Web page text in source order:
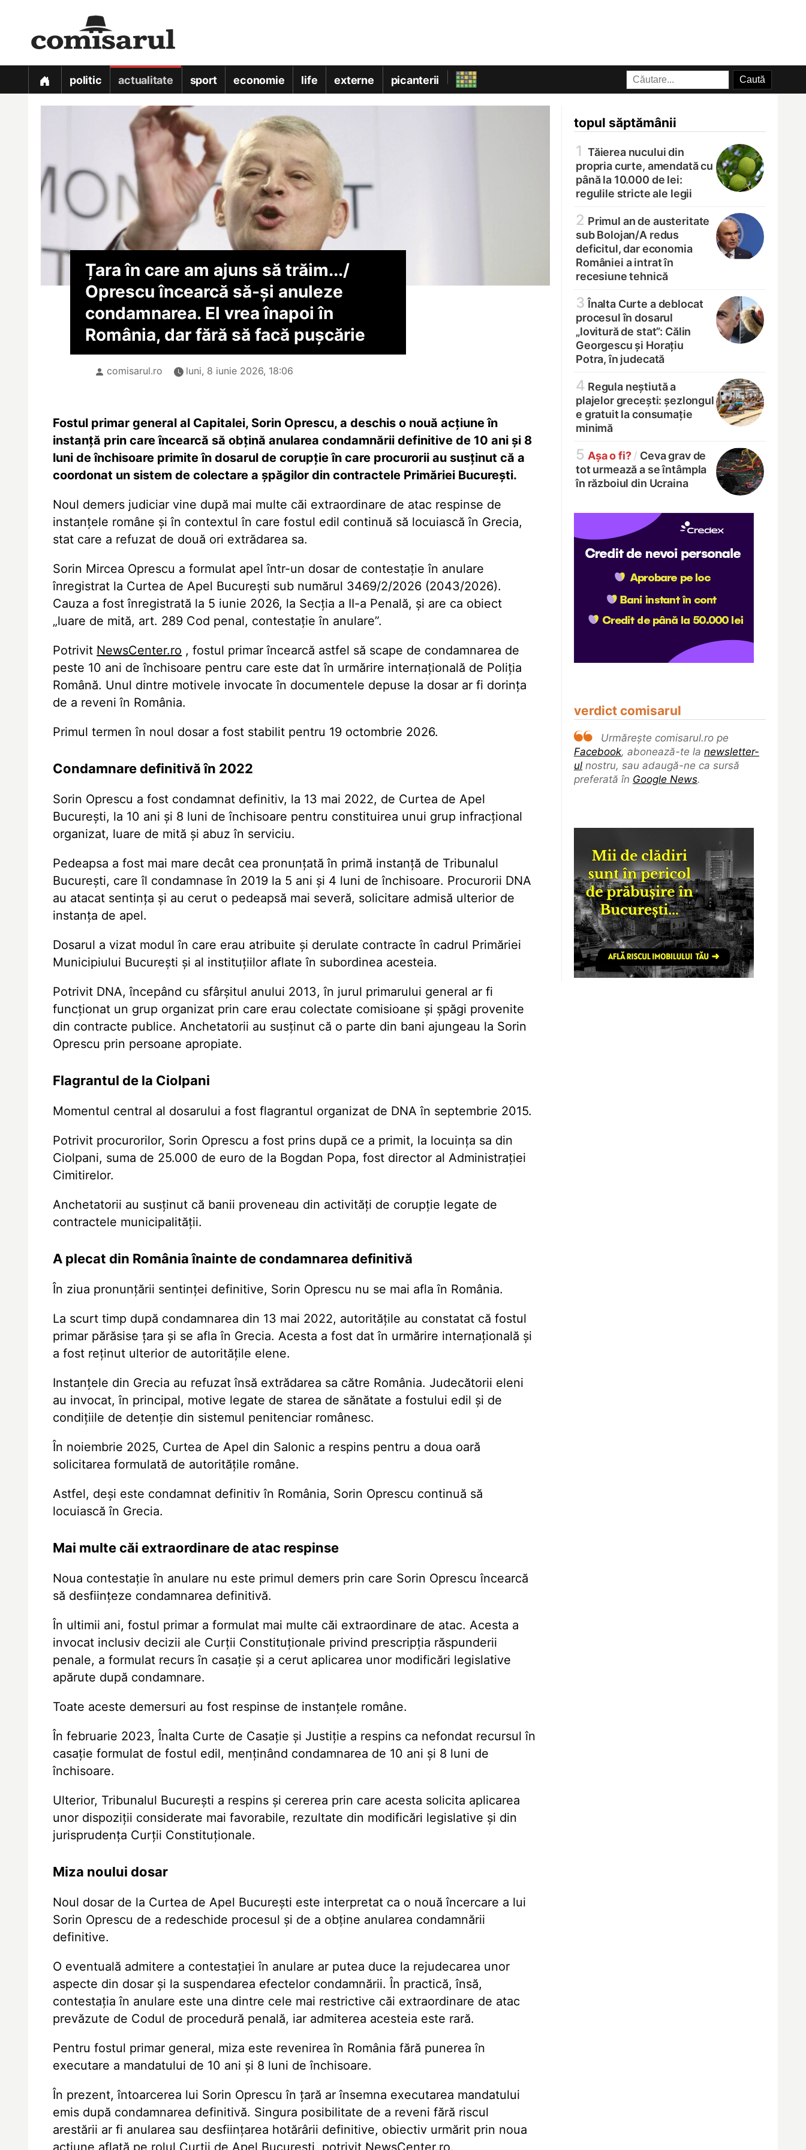
politic actualitate sport economie life externe picanterii
topul săptămânii
1 Tăierea nucului din
propria curte, amendată cu
până la 10.000 de lei:
regulile stricte ale legii
2 Primul an de austeritate
sub Bolojan/A redus
deficitul, dar economia
României a intrat în
recesiune tehnică
3 Înalta Curte a deblocat
procesul în dosarul
„lovitură de stat”: Călin
Georgescu și Horațiu
Potra, în judecată
4 Regula neștiută a
plajelor grecești: șezlongul
e gratuit la consumație
minimă
5 Așa o fi? / Ceva grav de
tot urmează a se întâmpla
în războiul din Ucraina
verdict comisarul
Urmărește comisarul.ro pe
Facebook, abonează-te la newsletter-
ul nostru, sau adaugă-ne ca sursă
preferată în Google News.
Țara în care am ajuns să trăim.../
Oprescu încearcă să-și anuleze
condamnarea. El vrea înapoi în
România, dar fără să facă pușcărie
comisarul.ro luni, 8 iunie 2026, 18:06
Fostul primar general al Capitalei, Sorin Oprescu, a deschis o nouă acţiune în
instanţă prin care încearcă să obţină anularea condamnării definitive de 10 ani şi 8
luni de închisoare primite în dosarul de corupţie în care procurorii au susţinut că a
coordonat un sistem de colectare a şpăgilor din contractele Primăriei Bucureşti.
Noul demers judiciar vine după mai multe căi extraordinare de atac respinse de
instanţele române şi în contextul în care fostul edil continuă să locuiască în Grecia,
stat care a refuzat de două ori extrădarea sa.
Sorin Mircea Oprescu a formulat apel într-un dosar de contestaţie în anulare
înregistrat la Curtea de Apel Bucureşti sub numărul 3469/2/2026 (2043/2026).
Cauza a fost înregistrată la 5 iunie 2026, la Secţia a II-a Penală, şi are ca obiect
„luare de mită, art. 289 Cod penal, contestaţie în anulare”.
Potrivit NewsCenter.ro , fostul primar încearcă astfel să scape de condamnarea de
peste 10 ani de închisoare pentru care este dat în urmărire internaţională de Poliţia
Română. Unul dintre motivele invocate în documentele depuse la dosar ar fi dorinţa
de a reveni în România.
Primul termen în noul dosar a fost stabilit pentru 19 octombrie 2026.
Condamnare definitivă în 2022
Sorin Oprescu a fost condamnat definitiv, la 13 mai 2022, de Curtea de Apel
Bucureşti, la 10 ani şi 8 luni de închisoare pentru constituirea unui grup infracţional
organizat, luare de mită şi abuz în serviciu.
Pedeapsa a fost mai mare decât cea pronunţată în primă instanţă de Tribunalul
Bucureşti, care îl condamnase în 2019 la 5 ani şi 4 luni de închisoare. Procurorii DNA
au atacat sentinţa şi au cerut o pedeapsă mai severă, solicitare admisă ulterior de
instanţa de apel.
Dosarul a vizat modul în care erau atribuite şi derulate contracte în cadrul Primăriei
Municipiului Bucureşti şi al instituţiilor aflate în subordinea acesteia.
Potrivit DNA, începând cu sfârşitul anului 2013, în jurul primarului general ar fi
funcţionat un grup organizat prin care erau colectate comisioane şi şpăgi provenite
din contracte publice. Anchetatorii au susţinut că o parte din bani ajungeau la Sorin
Oprescu prin persoane apropiate.
Flagrantul de la Ciolpani
Momentul central al dosarului a fost flagrantul organizat de DNA în septembrie 2015.
Potrivit procurorilor, Sorin Oprescu a fost prins după ce a primit, la locuinţa sa din
Ciolpani, suma de 25.000 de euro de la Bogdan Popa, fost director al Administraţiei
Cimitirelor.
Anchetatorii au susţinut că banii proveneau din activităţi de corupţie legate de
contractele municipalităţii.
A plecat din România înainte de condamnarea definitivă
În ziua pronunţării sentinţei definitive, Sorin Oprescu nu se mai afla în România.
La scurt timp după condamnarea din 13 mai 2022, autorităţile au constatat că fostul
primar părăsise ţara şi se afla în Grecia. Acesta a fost dat în urmărire internaţională şi
a fost reţinut ulterior de autorităţile elene.
Instanţele din Grecia au refuzat însă extrădarea sa către România. Judecătorii eleni
au invocat, în principal, motive legate de starea de sănătate a fostului edil şi de
condiţiile de detenţie din sistemul penitenciar românesc.
În noiembrie 2025, Curtea de Apel din Salonic a respins pentru a doua oară
solicitarea formulată de autorităţile române.
Astfel, deşi este condamnat definitiv în România, Sorin Oprescu continuă să
locuiască în Grecia.
Mai multe căi extraordinare de atac respinse
Noua contestaţie în anulare nu este primul demers prin care Sorin Oprescu încearcă
să desfiinţeze condamnarea definitivă.
În ultimii ani, fostul primar a formulat mai multe căi extraordinare de atac. Acesta a
invocat inclusiv decizii ale Curţii Constituţionale privind prescripţia răspunderii
penale, a formulat recurs în casaţie şi a cerut aplicarea unor modificări legislative
apărute după condamnare.
Toate aceste demersuri au fost respinse de instanţele române.
În februarie 2023, Înalta Curte de Casaţie şi Justiţie a respins ca nefondat recursul în
casaţie formulat de fostul edil, menţinând condamnarea de 10 ani şi 8 luni de
închisoare.
Ulterior, Tribunalul Bucureşti a respins şi cererea prin care acesta solicita aplicarea
unor dispoziţii considerate mai favorabile, rezultate din modificări legislative şi din
jurisprudenţa Curţii Constituţionale.
Miza noului dosar
Noul dosar de la Curtea de Apel Bucureşti este interpretat ca o nouă încercare a lui
Sorin Oprescu de a redeschide procesul şi de a obţine anularea condamnării
definitive.
O eventuală admitere a contestaţiei în anulare ar putea duce la rejudecarea unor
aspecte din dosar şi la suspendarea efectelor condamnării. În practică, însă,
contestaţia în anulare este una dintre cele mai restrictive căi extraordinare de atac
prevăzute de Codul de procedură penală, iar admiterea acesteia este rară.
Pentru fostul primar general, miza este revenirea în România fără punerea în
executare a mandatului de 10 ani şi 8 luni de închisoare.
În prezent, întoarcerea lui Sorin Oprescu în ţară ar însemna executarea mandatului
emis după condamnarea definitivă. Singura posibilitate de a reveni fără riscul
arestării ar fi anularea sau desfiinţarea hotărârii definitive, obiectiv urmărit prin noua
acţiune aflată pe rolul Curţii de Apel Bucureşti, potrivit NewsCenter.ro.